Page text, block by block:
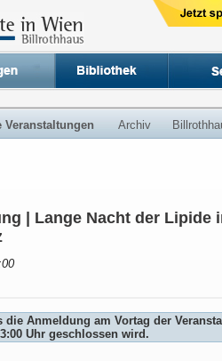
Veranstaltungen Archiv
| Lange Nacht der Lipide
die Anmeldung am Vortag der
Uhr geschlossen wird.